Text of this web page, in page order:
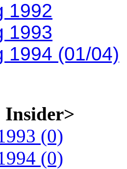
1992
1993
1994 (01/04)
Insider>
(0)
(0)